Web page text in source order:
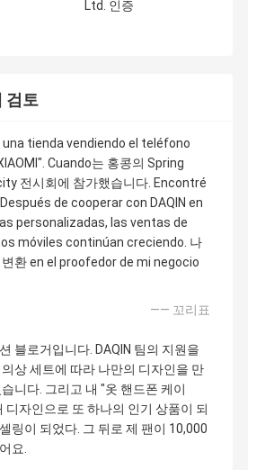
검토
una tienda vendiendo el teléfono
Cuando는 홍콩의 Spring
전시회에 참가했습니다. Encontré
Después de cooperar con DAQIN en
personalizadas, las ventas de
móviles continúan creciendo. 나
변환 en el proofedor de mi negocio
—— 꼬리표
블로거입니다. DAQIN 팀의 지원을
의상 세트에 따라 나만의 디자인을 만
니다. 그리고 내 "옷 핸드폰 케이
디자인으로 또 하나의 인기 상품이 되
링이 되었다. 그 뒤로 제 팬이 10,000
요.